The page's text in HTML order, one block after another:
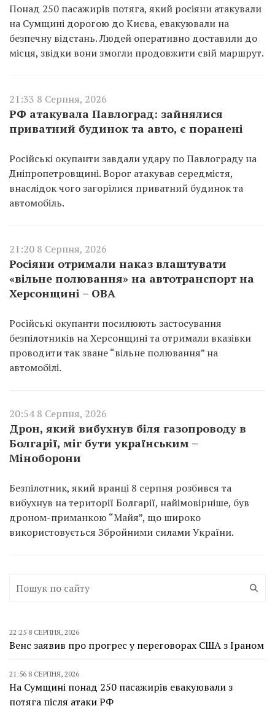
Понад 250 пасажирів потяга, який росіяни атакували
на Сумщині дорогою до Києва, евакуювали на
безпечну відстань. Людей оперативно доставили до
місця, звідки вони змогли продовжити свій маршрут.
21:33 8 Серпня, 2026
РФ атакувала Павлоград: зайнялися
приватний будинок та авто, є поранені
Російські окупанти завдали удару по Павлограду на
Дніпропетровщині. Ворог атакував середмістя,
внаслідок чого загорілися приватний будинок та
автомобіль.
21:20 8 Серпня, 2026
Росіяни отримали наказ влаштувати
«вільне полювання» на автотранспорт на
Херсонщині – ОВА
Російські окупанти посилюють застосування
безпілотників на Херсонщині та отримали вказівки
проводити так зване “вільне полювання” на
автомобілі.
20:54 8 Серпня, 2026
Дрон, який вибухнув біля газопроводу в
Болгарії, міг бути українським –
Міноборони
Безпілотник, який вранці 8 серпня розбився та
вибухнув на території Болгарії, найімовірніше, був
дроном-приманкою “Майя”, що широко
використовується Збройними силами України.
22:25 8 СЕРПНЯ, 2026
Венс заявив про прогрес у переговорах США з Іраном
21:56 8 СЕРПНЯ, 2026
На Сумщині понад 250 пасажирів евакуювали з
потяга після атаки РФ